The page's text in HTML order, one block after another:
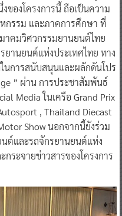
ของโครงการนี้ ถือเป็นความ
กรรม และภาคการศึกษา ที่
าคมวิศวกรรมยานยนต์ไทย
านยนต์แห่งประเทศไทย ทาง
นการสนับสนุนและผลักดันโปร
” ผ่าน การประชาสัมพันธ์
Media ในเครือ Grand Prix
, Thailand Diecast
Show นอกจากนี้ยังร่วม
ต์และรถจักรยานยนต์แห่ง
ระจายข่าวสารของโครงการ